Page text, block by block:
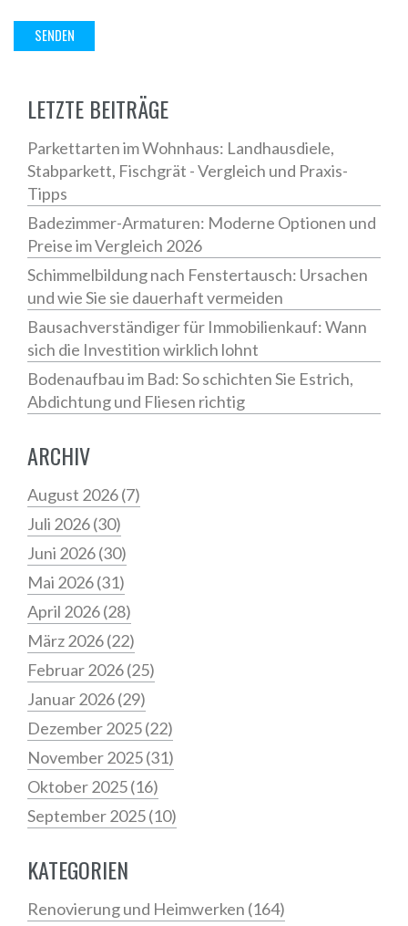
LETZTE BEITRÄGE
Parkettarten im Wohnhaus: Landhausdiele,
Stabparkett, Fischgrät - Vergleich und Praxis-
Tipps
Badezimmer-Armaturen: Moderne Optionen und
Preise im Vergleich 2026
Schimmelbildung nach Fenstertausch: Ursachen
und wie Sie sie dauerhaft vermeiden
Bausachverständiger für Immobilienkauf: Wann
sich die Investition wirklich lohnt
Bodenaufbau im Bad: So schichten Sie Estrich,
Abdichtung und Fliesen richtig
ARCHIV
August 2026(7)
Juli 2026(30)
Juni 2026(30)
Mai 2026(31)
April 2026(28)
März 2026(22)
Februar 2026(25)
Januar 2026(29)
Dezember 2025(22)
November 2025(31)
Oktober 2025(16)
September 2025(10)
KATEGORIEN
Renovierung und Heimwerken (164)